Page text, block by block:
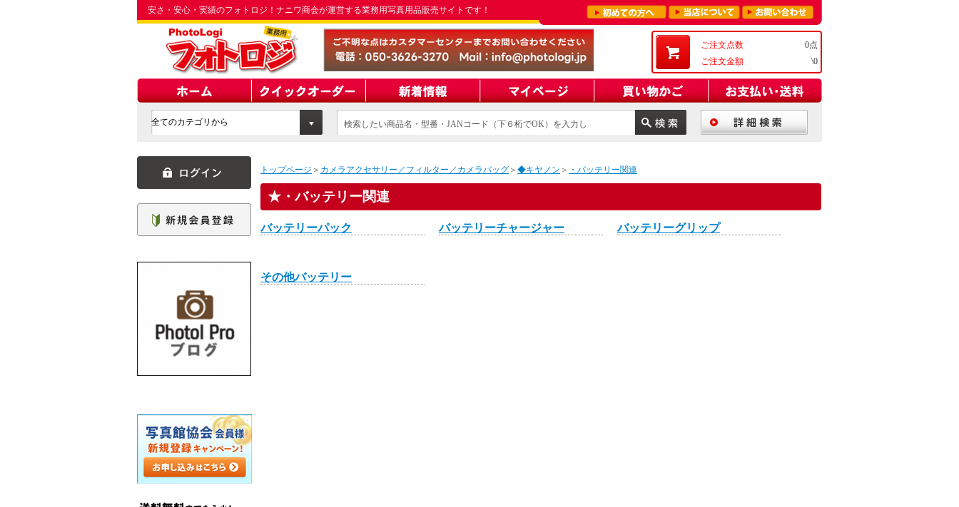
安さ・安心・実績のフォトロジ！ナニワ商会が運営する業務用写真用品販売サイトです！
ご注文点数
0点
ご注文金額
\0
検索したい商品名・型番・JANコード（下６桁でOK）を入力し
トップページ ＞ カメラアクセサリー／フィルター／カメラバッグ ＞ ◆キヤノン ＞ ・バッテリー関連
・バッテリー関連
バッテリーパック バッテリーチャージャー バッテリーグリップ
その他バッテリー